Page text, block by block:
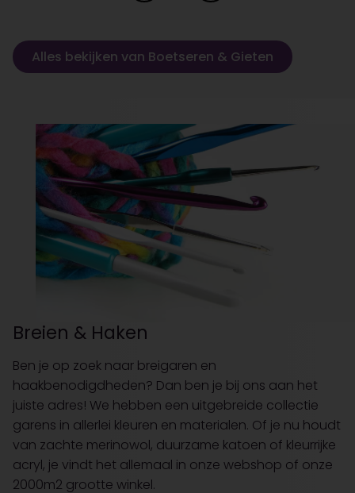
Alles bekijken van Boetseren & Gieten
Breien & Haken
Ben je op zoek naar breigaren en
haakbenodigdheden? Dan ben je bij ons aan het
juiste adres! We hebben een uitgebreide collectie
garens in allerlei kleuren en materialen. Of je nu houdt
van zachte merinowol, duurzame katoen of kleurrijke
acryl, je vindt het allemaal in onze webshop of onze
2000m2 grootte winkel.